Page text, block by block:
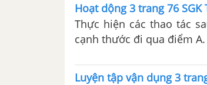
Hoạt dộng 3 trang 76 SGK
Thực hiện các thao tác
cạnh thước đi qua điểm
Luyện tập vận dụng 3